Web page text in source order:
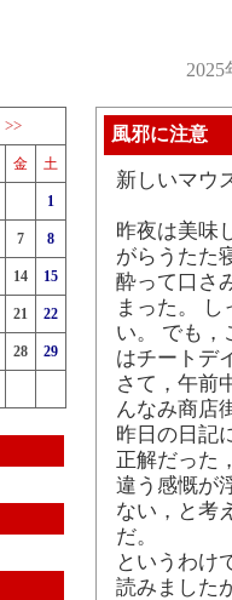
>>
金 土
1
7 8
14 15
21 22
28 29
風邪に注意
新しいマウ
昨夜は美味
がらうたた
酔って口さ
まった。
い。 でも，
はチートデ
さて，午前
んなみ商店
昨日の日記
正解だった
違う感慨が
ない，と考
だ。
というわけ
読みました